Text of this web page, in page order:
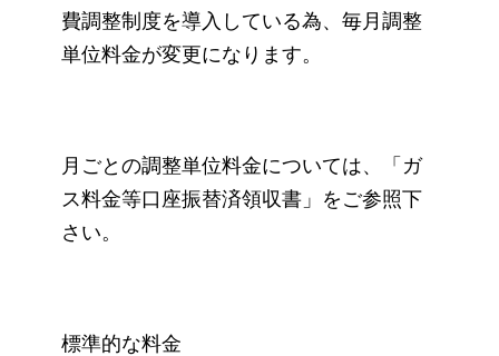
費調整制度を導入している為、毎月調整
単位料金が変更になります。
月ごとの調整単位料金については、「ガ
ス料金等口座振替済領収書」をご参照下
さい。
標準的な料金